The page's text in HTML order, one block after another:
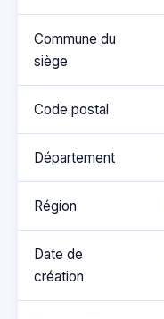
Commune du
siège
Code postal
Département
Région
Date de
création